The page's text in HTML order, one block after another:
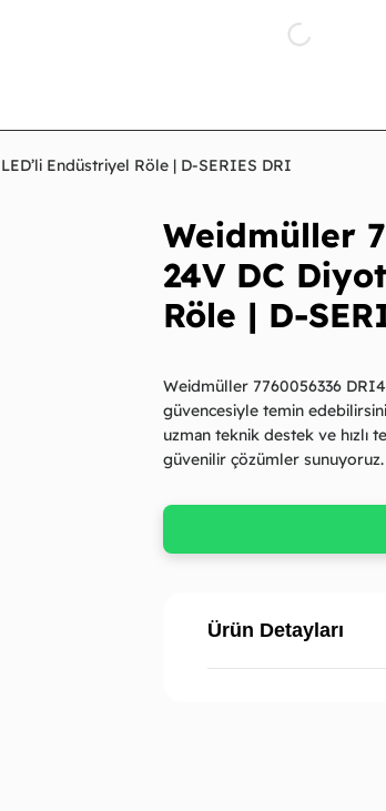
Endüstriyel Röle | D-SERIES DRI
Weidmüller
24V DC
Röle | D-
Weidmüller 7760056336
güvencesiyle temin
uzman teknik destek ve
güvenilir çözümler sunuyoruz.
Ürün Detayları